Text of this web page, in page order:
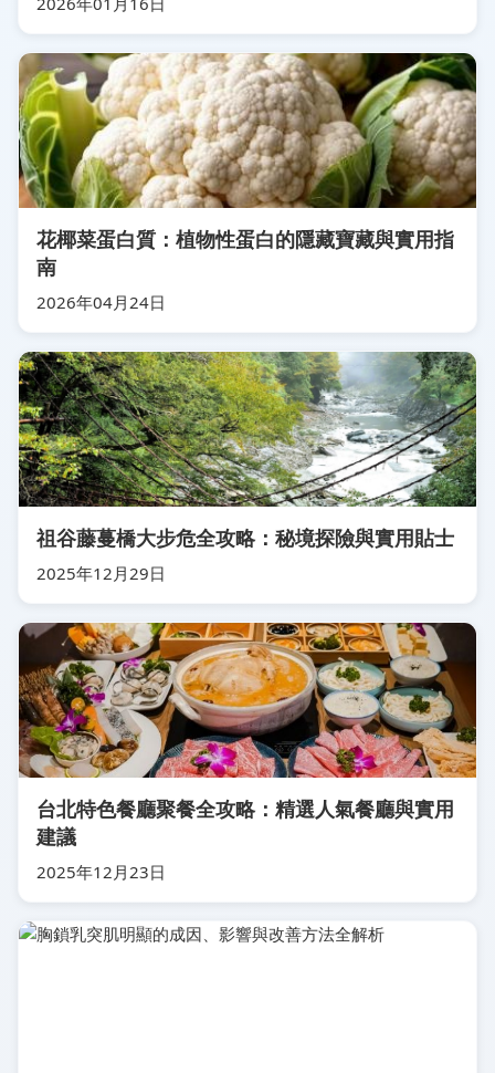
花椰菜蛋白質：植物性蛋白的隱藏寶藏與實用指
南
2026年04月24日
祖谷藤蔓橋大步危全攻略：秘境探險與實用貼士
2025年12月29日
台北特色餐廳聚餐全攻略：精選人氣餐廳與實用
建議
2025年12月23日